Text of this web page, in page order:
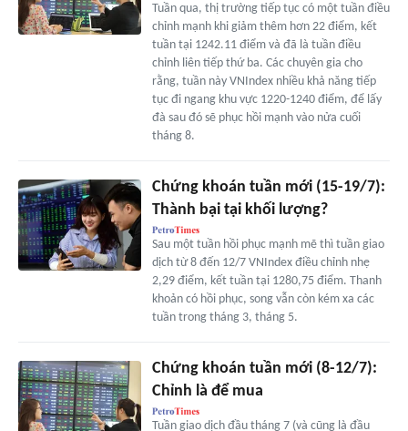
Tuần qua, thị trường tiếp tục có một tuần điều
chỉnh mạnh khi giảm thêm hơn 22 điểm, kết
tuần tại 1242.11 điểm và đã là tuần điều
chỉnh liên tiếp thứ ba. Các chuyên gia cho
rằng, tuần này VNIndex nhiều khả năng tiếp
tục đi ngang khu vực 1220-1240 điểm, để lấy
đà sau đó sẽ phục hồi mạnh vào nửa cuối
tháng 8.
Chứng khoán tuần mới (15-19/7):
Thành bại tại khối lượng?
Sau một tuần hồi phục mạnh mẽ thì tuần giao
dịch từ 8 đến 12/7 VNIndex điều chỉnh nhẹ
2,29 điểm, kết tuần tại 1280,75 điểm. Thanh
khoản có hồi phục, song vẫn còn kém xa các
tuần trong tháng 3, tháng 5.
Chứng khoán tuần mới (8-12/7):
Chỉnh là để mua
Tuần giao dịch đầu tháng 7 (và cũng là đầu